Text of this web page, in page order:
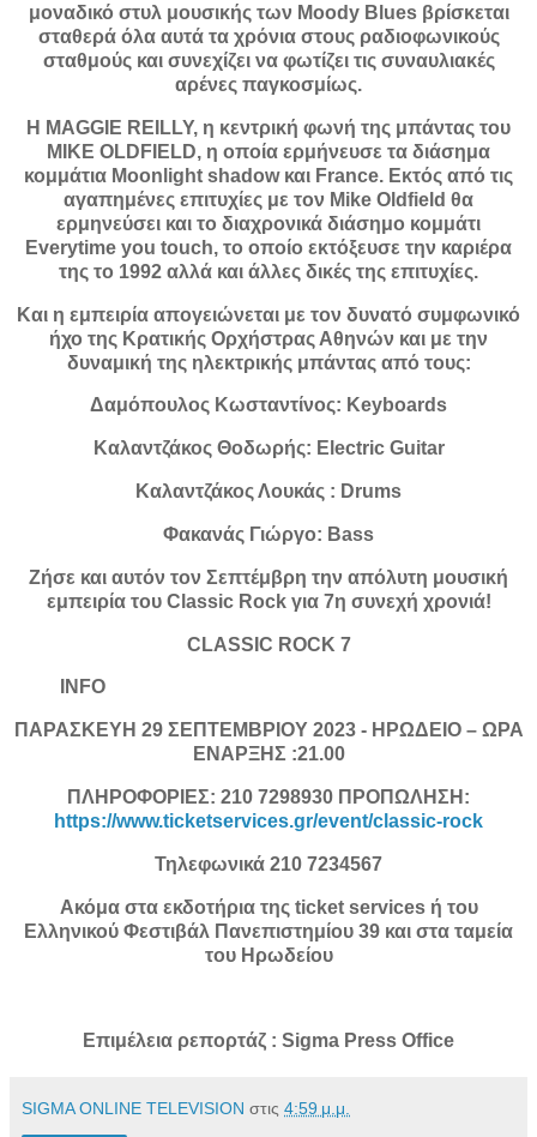
μοναδικό στυλ μουσικής των Moody Blues βρίσκεται
σταθερά όλα αυτά τα χρόνια στους ραδιοφωνικούς
σταθμούς και συνεχίζει να φωτίζει τις συναυλιακές
αρένες παγκοσμίως.
Η MAGGIE REILLY, η κεντρική φωνή της μπάντας του
MIKE OLDFIELD, η οποία ερμήνευσε τα διάσημα
κομμάτια Moonlight shadow και France. Εκτός από τις
αγαπημένες επιτυχίες με τον Mike Oldfield θα
ερμηνεύσει και το διαχρονικά διάσημο κομμάτι
Everytime you touch, το οποίο εκτόξευσε την καριέρα
της το 1992 αλλά και άλλες δικές της επιτυχίες.
Και η εμπειρία απογειώνεται με τον δυνατό συμφωνικό
ήχο της Κρατικής Ορχήστρας Αθηνών και με την
δυναμική της ηλεκτρικής μπάντας από τους:
Δαμόπουλος Κωσταντίνος: Keyboards
Καλαντζάκος Θοδωρής: Electric Guitar
Καλαντζάκος Λουκάς : Drums
Φακανάς Γιώργο: Bass
Ζήσε και αυτόν τον Σεπτέμβρη την απόλυτη μουσική
εμπειρία του Classic Rock για 7η συνεχή χρονιά!
CLASSIC ROCK 7
INFO
ΠΑΡΑΣΚΕΥΗ 29 ΣΕΠΤΕΜΒΡΙΟΥ 2023 - ΗΡΩΔΕΙΟ – ΩΡΑ
ΕΝΑΡΞΗΣ :21.00
ΠΛΗΡΟΦΟΡΙΕΣ: 210 7298930 ΠΡΟΠΩΛΗΣΗ:
https://www.ticketservices.gr/event/classic-rock
Τηλεφωνικά 210 7234567
Ακόμα στα εκδοτήρια της ticket services ή του
Ελληνικού Φεστιβάλ Πανεπιστημίου 39 και στα ταμεία
του Ηρωδείου
Επιμέλεια ρεπορτάζ : Sigma Press Office
SIGMA ONLINE TELEVISION στις 4:59 μ.μ.